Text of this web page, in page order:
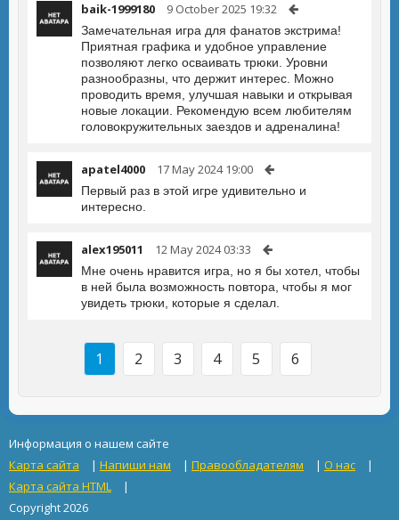
baik-1999180 9 October 2025 19:32
Замечательная игра для фанатов экстрима!
Приятная графика и удобное управление
позволяют легко осваивать трюки. Уровни
разнообразны, что держит интерес. Можно
проводить время, улучшая навыки и открывая
новые локации. Рекомендую всем любителям
головокружительных заездов и адреналина!
apatel4000 17 May 2024 19:00
Первый раз в этой игре удивительно и
интересно.
alex195011 12 May 2024 03:33
Мне очень нравится игра, но я бы хотел, чтобы
в ней была возможность повтора, чтобы я мог
увидеть трюки, которые я сделал.
1 2 3 4 5 6
Информация о нашем сайте
Карта сайта
| Напиши нам | Правообладателям | О нас
|
Карта сайта HTML
|
Copyright 2026